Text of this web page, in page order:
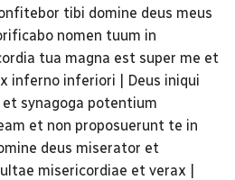
tibi domine deus meus
nomen tuum in
tua magna est super me et
inferno inferiori | Deus iniqui
synagoga potentium
et non proposuerunt te in
deus miserator et
misericordiae et verax |